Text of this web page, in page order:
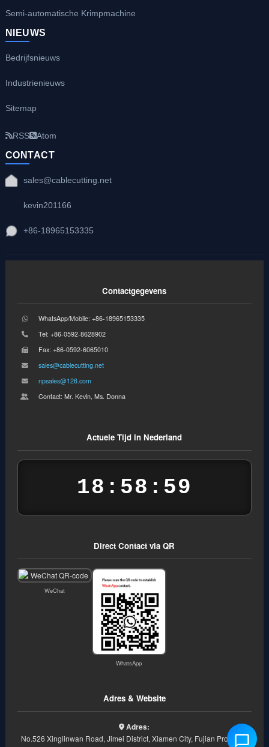
Semi-automatische Krimpmachine
NIEUWS
Bedrijfsnieuws
Industrienieuws
Sitemap
RSS Atom
CONTACT
sales@cablecutting.net
kevin201166
+86-18965153335
Contactgegevens
WhatsApp/Mobile: +86-18965153335
Tel: +86-0592-8628902
Fax: +86-0592-6065010
sales@cablecutting.net
npsales@126.com
Contact: Mr. Kevin, Ms. Donna
Actuele Tijd in Nederland
18:59:00
Direct Contact via QR
WeChat
WhatsApp
Adres & Website
Adres:
No.526 Xinglinwan Road, Jimei District, Xiamen City, Fujian Province,